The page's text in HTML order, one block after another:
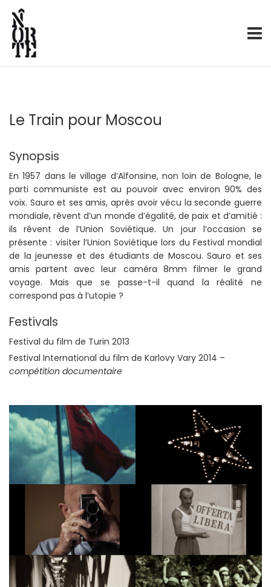
Norte
Production – Distribution
Le Train pour Moscou
Synopsis
En 1957 dans le village d’Alfonsine, non loin de Bologne, le
parti communiste est au pouvoir avec environ 90% des
voix. Sauro et ses amis, après avoir vécu la seconde guerre
mondiale, rêvent d’un monde d’égalité, de paix et d’amitié :
ils rêvent de l’Union Soviétique. Un jour l’occasion se
présente : visiter l’Union Soviétique lors du Festival mondial
de la jeunesse et des étudiants de Moscou. Sauro et ses
amis partent avec leur caméra 8mm filmer le grand
voyage. Mais que se passe-t-il quand la réalité ne
correspond pas à l’utopie ?
Festivals
Festival du film de Turin 2013
Festival International du film de Karlovy Vary 2014 –
compétition documentaire